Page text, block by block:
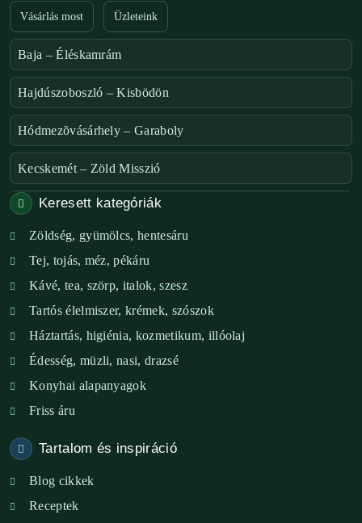
Vásárlás most Üzleteink
Baja – Éléskamrám
Hajdúszoboszló – Kisbödön
Hódmezõvásárhely – Garaboly
Kecskemét – Zöld Misszió
Székesfehérvár – Zöld Sarok
Verőce – Miegymás
XI. ker. – Lemérem
XIX. ker. – Boldog Föld
XVIII. ker. – Eni Mag-ház
XXIII. ker. – Panelpék
Keresett kategóriák
Zöldség, gyümölcs, hentesáru
Tej, tojás, méz, pékáru
Kávé, tea, szörp, italok, szesz
Tartós élelmiszer, krémek, szószok
Háztartás, higiénia, kozmetikum, illóolaj
Édesség, müzli, nasi, drazsé
Konyhai alapanyagok
Friss áru
Tartalom és inspiráció
Blog cikkek
Receptek